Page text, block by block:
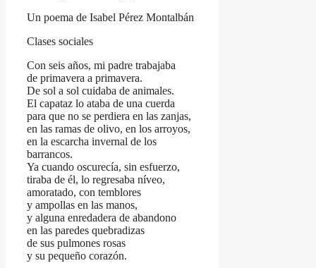
Un poema de Isabel Pérez Montalbán
Clases sociales
Con seis años, mi padre trabajaba
de primavera a primavera.
De sol a sol cuidaba de animales.
El capataz lo ataba de una cuerda
para que no se perdiera en las zanjas,
en las ramas de olivo, en los arroyos,
en la escarcha invernal de los
barrancos.
Ya cuando oscurecía, sin esfuerzo,
tiraba de él, lo regresaba níveo,
amoratado, con temblores
y ampollas en las manos,
y alguna enredadera de abandono
en las paredes quebradizas
de sus pulmones rosas
y su pequeño corazón.